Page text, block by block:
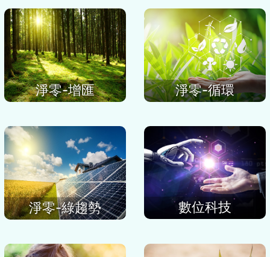
淨零-增匯 淨零-循環
淨零-綠趨勢 數位科技